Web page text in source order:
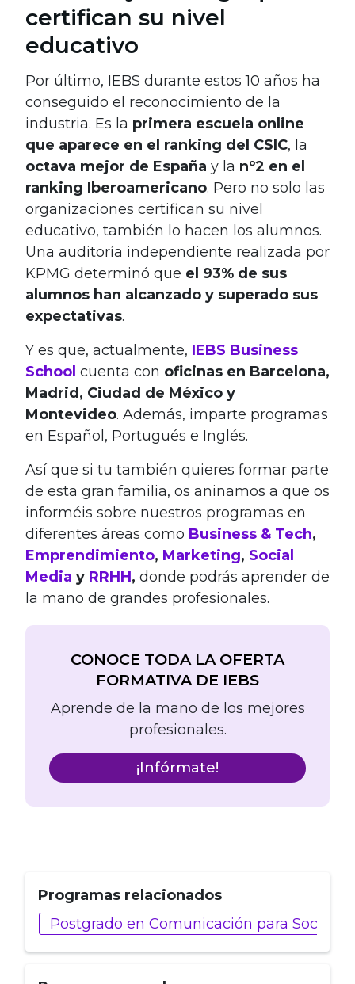
certifican su nivel
educativo
Por último, IEBS durante estos 10 años ha
conseguido el reconocimiento de la
industria. Es la primera escuela online
que aparece en el ranking del CSIC, la
octava mejor de España y la nº2 en el
ranking Iberoamericano. Pero no solo las
organizaciones certifican su nivel
educativo, también lo hacen los alumnos.
Una auditoría independiente realizada por
KPMG determinó que el 93% de sus
alumnos han alcanzado y superado sus
expectativas.
Y es que, actualmente, IEBS Business
School cuenta con oficinas en Barcelona,
Madrid, Ciudad de México y
Montevideo. Además, imparte programas
en Español, Portugués e Inglés.
Así que si tu también quieres formar parte
de esta gran familia, os aninamos a que os
informéis sobre nuestros programas en
diferentes áreas como Business & Tech,
Emprendimiento, Marketing, Social
Media y RRHH, donde podrás aprender de
la mano de grandes profesionales.
CONOCE TODA LA OFERTA
FORMATIVA DE IEBS
Aprende de la mano de los mejores
profesionales.
¡Infórmate!
Programas relacionados
Postgrado en Comunicación para Social